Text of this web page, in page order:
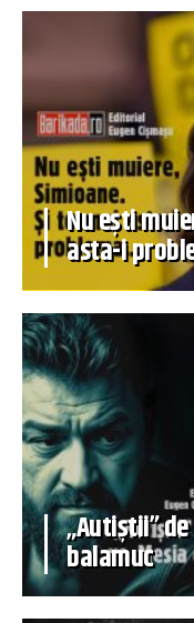
Nu ești
asta-i
„Autiștii”
balamuc